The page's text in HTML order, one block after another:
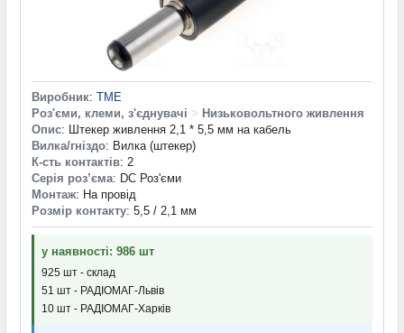
Виробник: TME
Роз'єми, клеми, з'єднувачі > Низьковольтного живлення
Опис: Штекер живлення 2,1 * 5,5 мм на кабель
Вилка/гніздо: Вилка (штекер)
К-сть контактів: 2
Серія роз’єма: DC Роз'єми
Монтаж: На провід
Розмір контакту: 5,5 / 2,1 мм
у наявності: 986 шт
925 шт - склад
51 шт - РАДІОМАГ-Львів
10 шт - РАДІОМАГ-Харків